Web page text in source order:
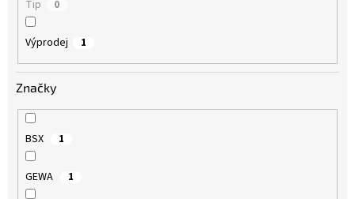
Tip 0
Výprodej 1
Značky
BSX 1
GEWA 1